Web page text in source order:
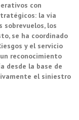
con
la vía
sobrevuelos, los
se ha coordinado
y el servicio
reconocimiento
desde la base de
el siniestro